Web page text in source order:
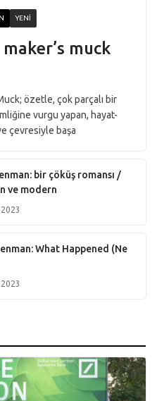
YENI
muck
özetle, çok parçalı bir
vurgu yapan, hayat-
çevresiyle başa
bir çöküş romansı /
ve modern
What Happened (Ne